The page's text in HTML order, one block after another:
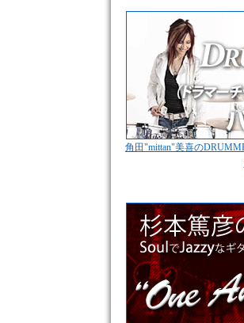
角田"mittan"美喜の